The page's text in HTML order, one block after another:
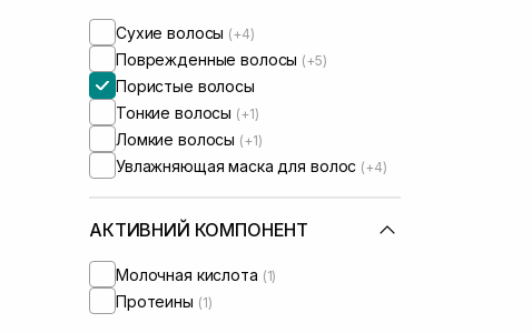
Сухие волосы (+4)
Поврежденные волосы (+5)
Пористые волосы
Тонкие волосы (+1)
Ломкие волосы (+1)
Увлажняющая маска для волос (+4)
АКТИВНИЙ КОМПОНЕНТ
Молочная кислота (1)
Протеины (1)